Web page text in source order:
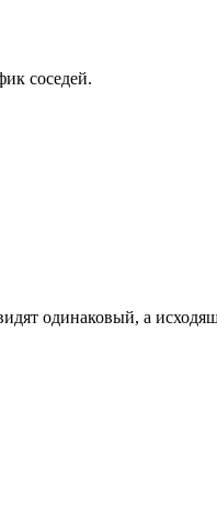
соседей.
одинаковый, а